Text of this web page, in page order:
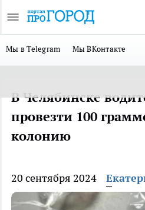
Мы в Telegram Мы ВКонтакте
В Челябинске
провезти 100
колонию
20 сентября 2024